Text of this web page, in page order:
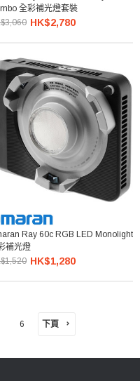
全彩補光燈套裝
HK$2,780
Ray 60c RGB LED Monolight
補光燈
HK$1,280
6 下頁